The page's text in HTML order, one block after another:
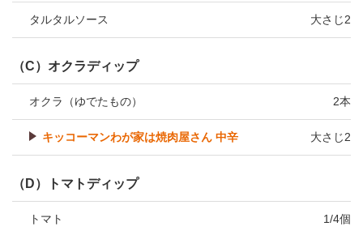
タルタルソース 大さじ2
（C）オクラディップ
オクラ（ゆでたもの） 2本
キッコーマンわが家は焼肉屋さん 中辛 大さじ2
（D）トマトディップ
トマト 1/4個